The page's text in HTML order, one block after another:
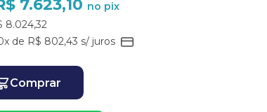
7.623,10 no pix
8.024,32
de R$ 802,43 s/ juros
Comprar